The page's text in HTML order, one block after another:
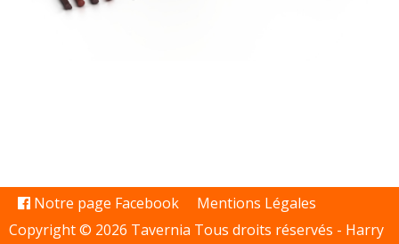
Notre page Facebook
Mentions Légales
Copyright © 2026 Tavernia Tous droits réservés - Harry